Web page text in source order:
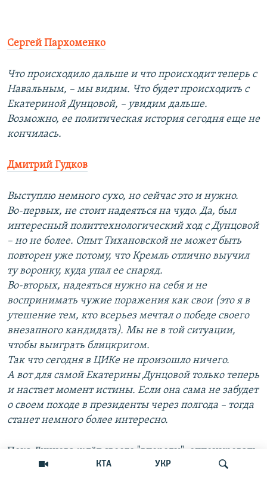
КТА УКР
Сергей Пархоменко
Что происходило дальше и что происходит теперь с
Навальным, – мы видим. Что будет происходить с
Екатериной Дунцовой, – увидим дальше.
Возможно, ее политическая история сегодня еще не
кончилась.
Дмитрий Гудков
Выступлю немного сухо, но сейчас это и нужно.
Во-первых, не стоит надеяться на чудо. Да, был
интересный политтехнологический ход с Дунцовой
– но не более. Опыт Тихановской не может быть
повторен уже потому, что Кремль отлично выучил
ту воронку, куда упал ее снаряд.
Во-вторых, надеяться нужно на себя и не
воспринимать чужие поражения как свои (это я в
утешение тем, кто всерьез мечтал о победе своего
внезапного кандидата). Мы не в той ситуации,
чтобы выиграть блицкригом.
Так что сегодня в ЦИКе не произошло ничего.
А вот для самой Екатерины Дунцовой только теперь
и настает момент истины. Если она сама не забудет
о своем походе в президенты через полгода – тогда
станет немного более интересно.
Пока Дунцова ждёт своего "впереди", оппонировать
Путину будут старые знакомые лица: Николай